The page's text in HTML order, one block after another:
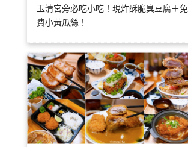
玉清宮旁必吃小吃！現炸酥脆臭豆腐＋免
費小黃瓜絲！